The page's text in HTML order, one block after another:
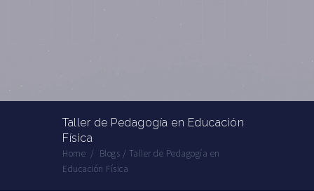
Taller de Pedagogía en Educación
Física
Home / Blogs / Taller de Pedagogía en
Educación Física